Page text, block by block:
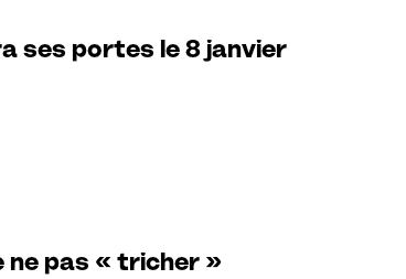
ses portes le 8 janvier
ne pas « tricher »